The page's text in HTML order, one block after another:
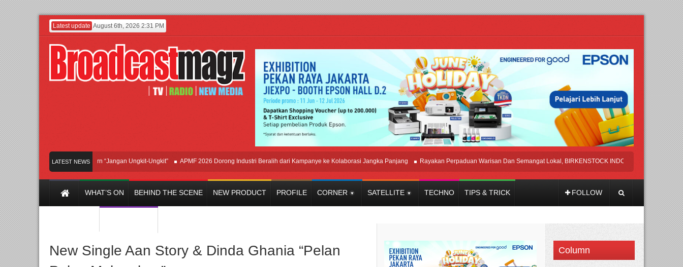
Latest update August 6th, 2026 2:31 PM
LATEST NEWS
Afan Hadirkan Hipdut Modern “Jangan Ungkit-Ungkit” APMF 2026 Dorong Industri Beralih dari Kampanye ke Kolaborasi Jangka Panjang Rayakan Perpaduan Warisan Dan Semangat Lokal, BIRKENSTOCK INDONESIA Membuka Took di
WHAT’S ON BEHIND THE SCENE NEW PRODUCT PROFILE CORNER SATELLITE TECHNO TIPS & TRICK FOLLOW
New Single Aan Story & Dinda Ghania “Pelan
Column